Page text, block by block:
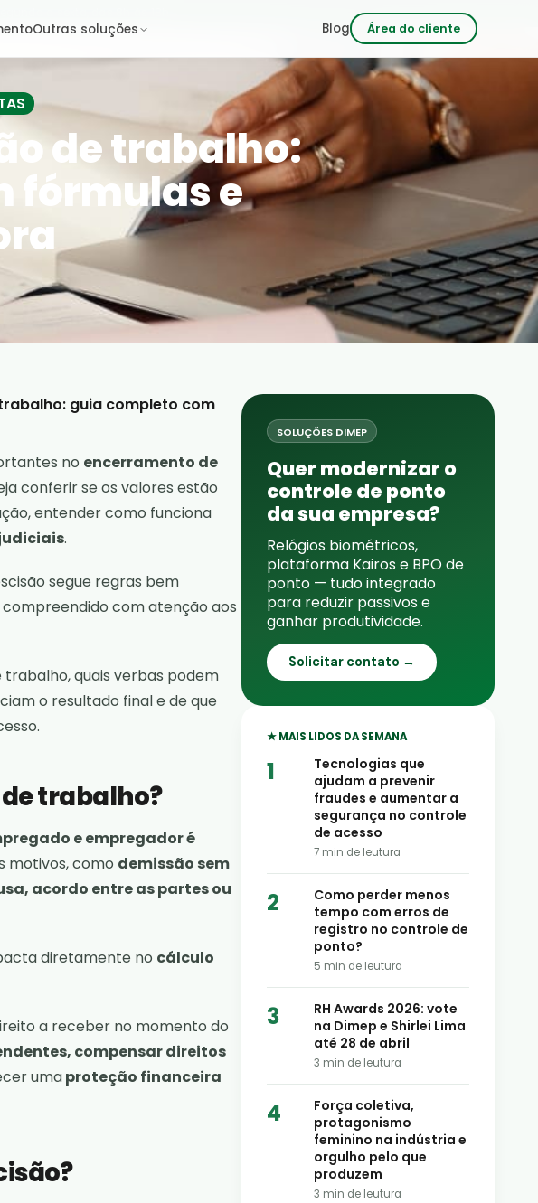
Outras soluções Blog Área do cliente
de trabalho:
fórmulas e
guia completo com
no encerramento de
conferir se os valores estão
entender como funciona
.
segue regras bem
com atenção aos
quais verbas podem
o resultado final e de que
trabalho?
e empregador é
motivos, como demissão sem
acordo entre as partes ou
diretamente no cálculo
a receber no momento do
compensar direitos
umaproteção financeira
SOLUÇÕES DIMEP
Quer modernizar o
controle de ponto
da sua empresa?
Relógios biométricos,
plataforma Kairos e BPO de
ponto — tudo integrado
para reduzir passivos e
ganhar produtividade.
Solicitar contato →
★ MAIS LIDOS DA SEMANA
Tecnologias que
ajudam a prevenir
fraudes e aumentar a
segurança no controle
de acesso
7 min de leutura
Como perder menos
tempo com erros de
registro no controle de
ponto?
5 min de leutura
RH Awards 2026: vote
na Dimep e Shirlei Lima
até 28 de abril
3 min de leutura
Força coletiva,
protagonismo
feminino na indústria e
orgulho pelo que
produzem
3 min de leutura